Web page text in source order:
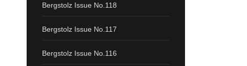
Bergstolz Issue No.118
Bergstolz Issue No.117
Bergstolz Issue No.116